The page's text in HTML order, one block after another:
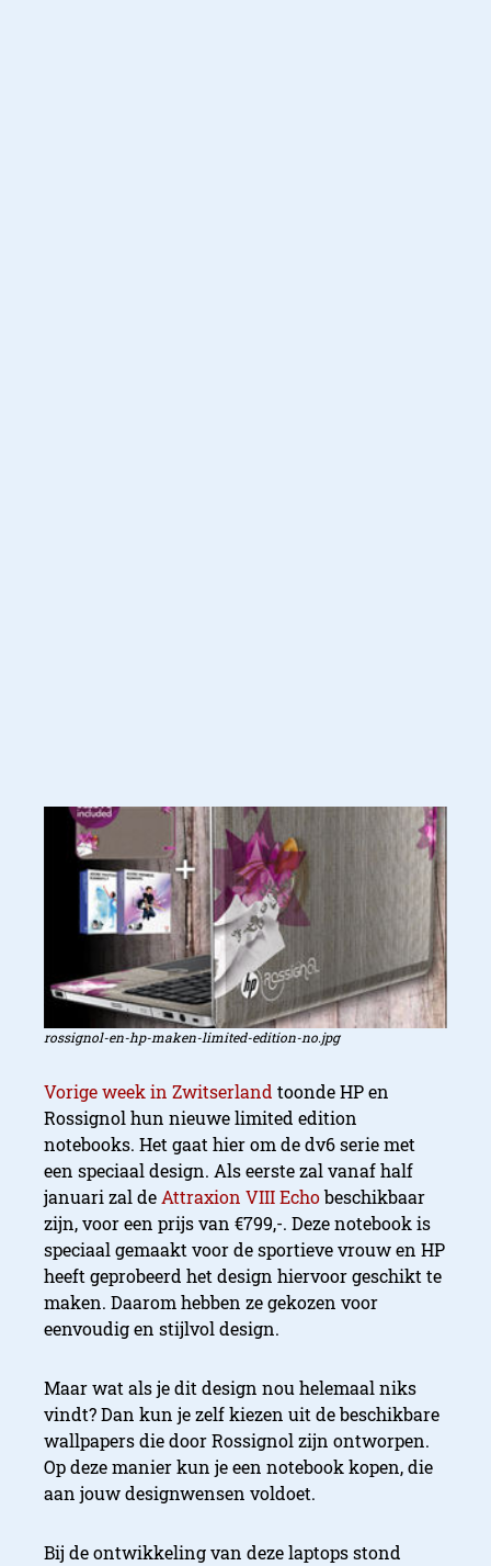
rossignol-en-hp-maken-limited-edition-no.jpg
Vorige week in Zwitserland toonde HP en
Rossignol hun nieuwe limited edition
notebooks. Het gaat hier om de dv6 serie met
een speciaal design. Als eerste zal vanaf half
januari zal de Attraxion VIII Echobeschikbaar
zijn, voor een prijs van €799,-. Deze notebook is
speciaal gemaakt voor de sportieve vrouw en HP
heeft geprobeerd het design hiervoor geschikt te
maken. Daarom hebben ze gekozen voor
eenvoudig en stijlvol design.
Maar wat als je dit design nou helemaal niks
vindt? Dan kun je zelf kiezen uit de beschikbare
wallpapers die door Rossignol zijn ontworpen.
Op deze manier kun je een notebook kopen, die
aan jouw designwensen voldoet.
Bij de ontwikkeling van deze laptops stond